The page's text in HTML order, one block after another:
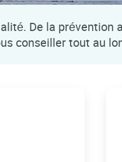
De la prévention
conseiller tout au